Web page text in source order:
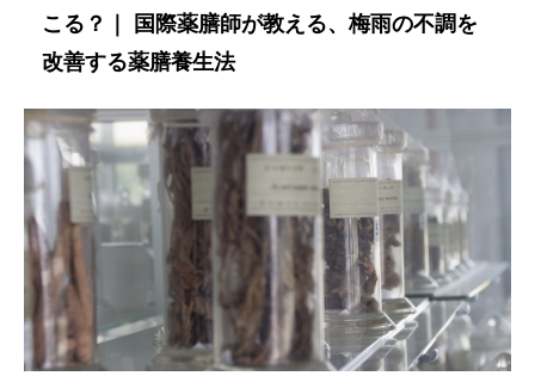
こる？｜ 国際薬膳師が教える、梅雨の不調を
改善する薬膳養生法